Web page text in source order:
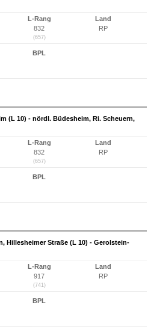
L-Rang
832
(657)
Land
RP
BPL
(L 10) - nördl. Büdesheim, Ri. Scheuern,
L-Rang
832
(657)
Land
RP
BPL
Hillesheimer Straße (L 10) - Gerolstein-
L-Rang
917
(741)
Land
RP
BPL